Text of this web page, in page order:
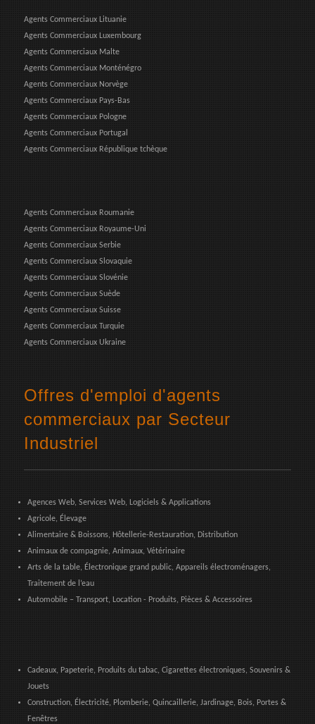
Agents Commerciaux Lituanie
Agents Commerciaux Luxembourg
Agents Commerciaux Malte
Agents Commerciaux Monténégro
Agents Commerciaux Norvège
Agents Commerciaux Pays-Bas
Agents Commerciaux Pologne
Agents Commerciaux Portugal
Agents Commerciaux République tchèque
Agents Commerciaux Roumanie
Agents Commerciaux Royaume-Uni
Agents Commerciaux Serbie
Agents Commerciaux Slovaquie
Agents Commerciaux Slovénie
Agents Commerciaux Suède
Agents Commerciaux Suisse
Agents Commerciaux Turquie
Agents Commerciaux Ukraine
Offres d'emploi d'agents
commerciaux par Secteur
Industriel
Agences Web, Services Web, Logiciels & Applications
Agricole, Élevage
Alimentaire & Boissons, Hôtellerie-Restauration, Distribution
Animaux de compagnie, Animaux, Vétérinaire
Arts de la table, Électronique grand public, Appareils électroménagers,
Traitement de l’eau
Automobile – Transport, Location - Produits, Pièces & Accessoires
Cadeaux, Papeterie, Produits du tabac, Cigarettes électroniques, Souvenirs &
Jouets
Construction, Électricité, Plomberie, Quincaillerie, Jardinage, Bois, Portes &
Fenêtres